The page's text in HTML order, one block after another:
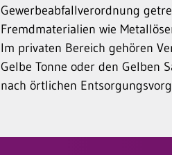
Gewerbeabfallverordnung
Fremdmaterialien wie
Im privaten Bereich gehören
Gelbe Tonne oder den Gelben
nach örtlichen